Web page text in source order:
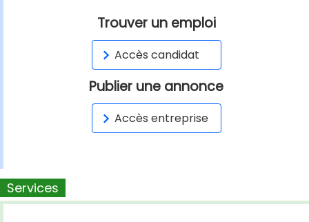
Trouver un emploi
Accès candidat
Publier une annonce
Accès entreprise
Services